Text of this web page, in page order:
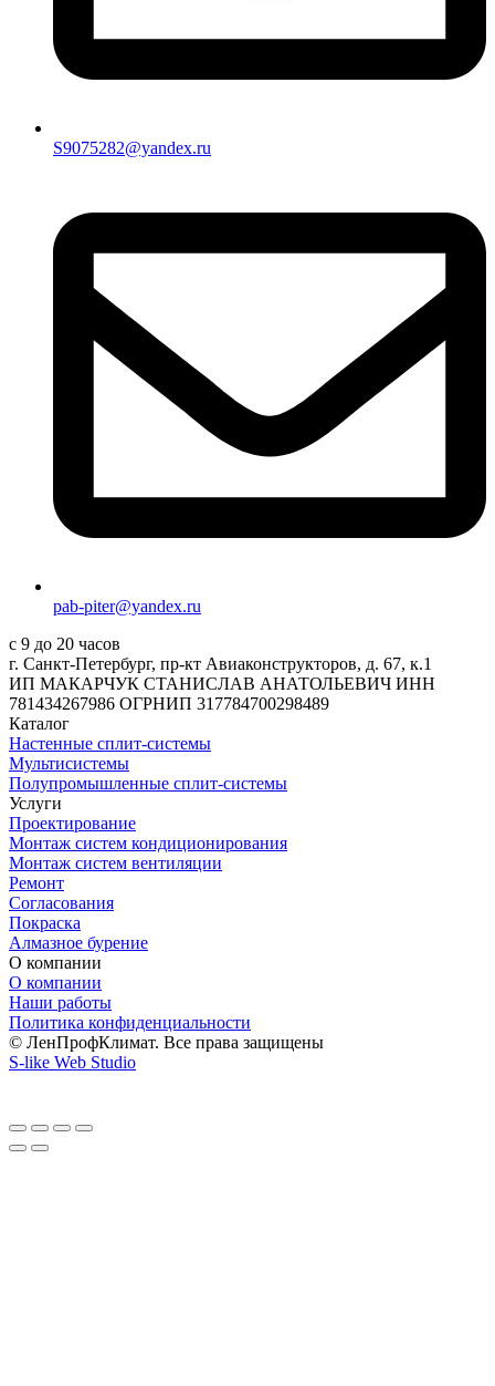
S9075282@yandex.ru
pab-piter@yandex.ru
с 9 до 20 часов
г. Санкт-Петербург, пр-кт Авиаконструкторов, д. 67, к.1
ИП МАКАРЧУК СТАНИСЛАВ АНАТОЛЬЕВИЧ ИНН
781434267986 ОГРНИП 317784700298489
Каталог
Настенные сплит-системы
Мультисистемы
Полупромышленные сплит-системы
Услуги
Проектирование
Монтаж систем кондиционирования
Монтаж систем вентиляции
Ремонт
Согласования
Покраска
Алмазное бурение
О компании
О компании
Наши работы
Политика конфиденциальности
© ЛенПрофКлимат. Все права защищены
S-like Web Studio